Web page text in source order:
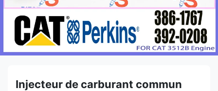
Injecteur de carburant commun